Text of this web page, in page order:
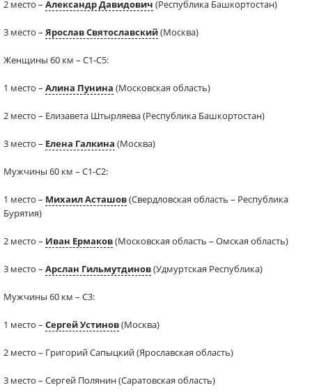
2 место – Александр Давидович (Республика Башкортостан)
3 место – Ярослав Святославский(Москва)
Женщины 60 км – С1-С5:
1 место – Алина Пунина (Московская область)
2 место – Елизавета Штырляева (Республика Башкортостан)
3 место – Елена Галкина (Москва)
Мужчины 60 км – С1-С2:
1 место – Михаил Асташов(Свердловская область – Республика
Бурятия)
2 место – Иван Ермаков(Московская область – Омская область)
3 место – Арслан Гильмутдинов(Удмуртская Республика)
Мужчины 60 км – С3:
1 место – Сергей Устинов(Москва)
2 место – Григорий Сапыцкий (Ярославская область)
3 место – Сергей Полянин (Саратовская область)